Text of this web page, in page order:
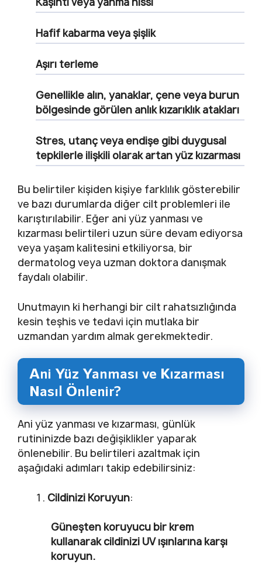
Hafif kabarma veya şişlik
Aşırı terleme
Genellikle alın, yanaklar, çene veya burun
bölgesinde görülen anlık kızarıklık atakları
Stres, utanç veya endişe gibi duygusal
tepkilerle ilişkili olarak artan yüz kızarması
Bu belirtiler kişiden kişiye farklılık gösterebilir
ve bazı durumlarda diğer cilt problemleri ile
karıştırılabilir. Eğer ani yüz yanması ve
kızarması belirtileri uzun süre devam ediyorsa
veya yaşam kalitesini etkiliyorsa, bir
dermatolog veya uzman doktora danışmak
faydalı olabilir.
Unutmayın ki herhangi bir cilt rahatsızlığında
kesin teşhis ve tedavi için mutlaka bir
uzmandan yardım almak gerekmektedir.
Ani Yüz Yanması ve Kızarması
Nasıl Önlenir?
Ani yüz yanması ve kızarması, günlük
rutininizde bazı değişiklikler yaparak
önlenebilir. Bu belirtileri azaltmak için
aşağıdaki adımları takip edebilirsiniz:
Cildinizi Koruyun:
Güneşten koruyucu bir krem
kullanarak cildinizi UV ışınlarına karşı
koruyun.